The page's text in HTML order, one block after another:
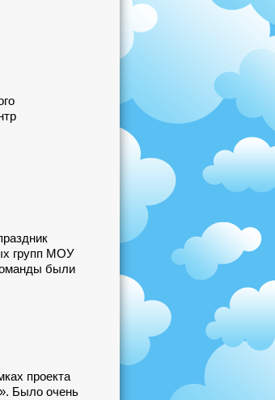
групп МОУ
были
проекта
Было очень